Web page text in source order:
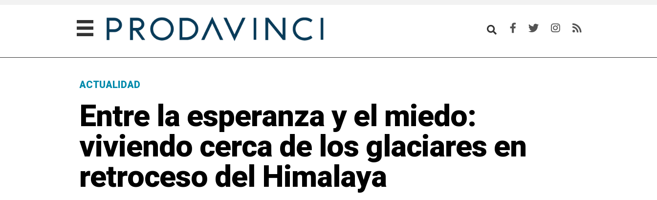
ACTUALIDAD
Entre la esperanza y el miedo:
viviendo cerca de los glaciares en
retroceso del Himalaya